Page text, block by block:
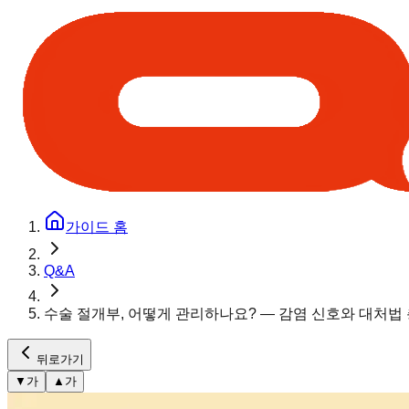
가이드 홈
Q&A
수술 절개부, 어떻게 관리하나요? — 감염 신호와 대처법
뒤로가기
▼ 가 ▲ 가